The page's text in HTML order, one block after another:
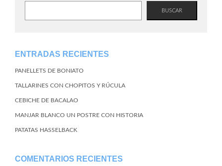
BUSCAR
ENTRADAS RECIENTES
PANELLETS DE BONIATO
TALLARINES CON CHOPITOS Y RÚCULA
CEBICHE DE BACALAO
MANJAR BLANCO UN POSTRE CON HISTORIA
PATATAS HASSELBACK
COMENTARIOS RECIENTES